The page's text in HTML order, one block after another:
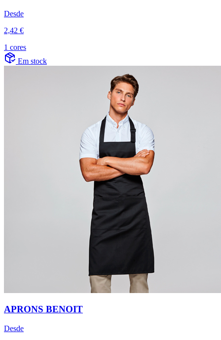
Desde
2,42 €
1 cores
Em stock
APRONS BENOIT
Desde